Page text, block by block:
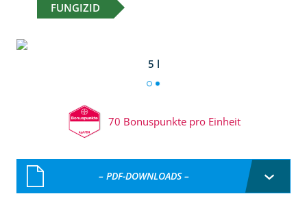
FUNGIZID
5 l
70 Bonuspunkte pro Einheit
– PDF-DOWNLOADS –